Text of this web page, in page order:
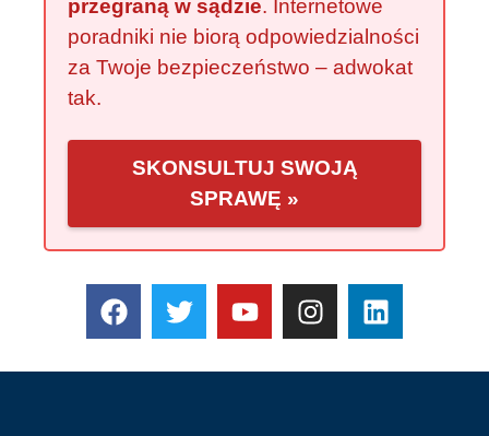
przegraną w sądzie. Internetowe
poradniki nie biorą odpowiedzialności
za Twoje bezpieczeństwo – adwokat
tak.
SKONSULTUJ SWOJĄ
SPRAWĘ »